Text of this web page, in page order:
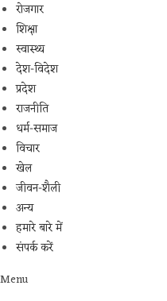
रोजगार
शिक्षा
स्वास्थ्य
देश-विदेश
प्रदेश
राजनीति
धर्म-समाज
विचार
खेल
जीवन-शैली
अन्य
हमारे बारे में
संपर्क करें
Menu